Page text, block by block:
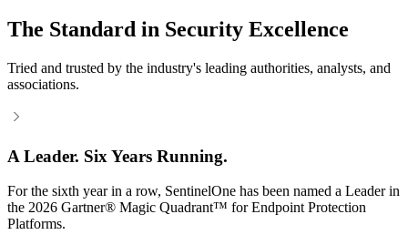
The Standard in Security Excellence
Tried and trusted by the industry's leading authorities, analysts, and
associations.
A Leader. Six Years Running.
For the sixth year in a row, SentinelOne has been named a Leader in
the 2026 Gartner® Magic Quadrant™ for Endpoint Protection
Platforms.